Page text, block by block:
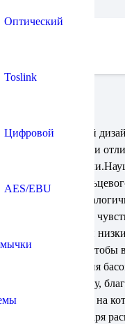
Оптический
Toslink
Цифровой
AES/EBU
прочность и
названия
сравнению с
и благодаря ему
в области
таким образом,
зрения уровня
форму,
длиной 120 см, на
и благодаря